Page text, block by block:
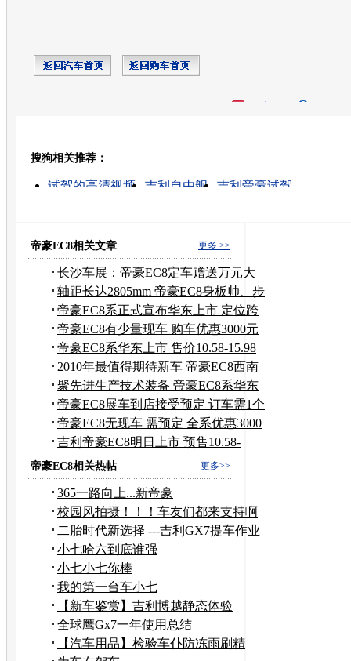
搜狗相关推荐：
试驾的高清视频 吉利自由舰
吉利帝豪试驾
更多 >>
帝豪EC8相关文章
长沙车展：帝豪EC8定车赠送万元大
礼包
轴距长达2805mm 帝豪EC8身板帅、步
调稳
帝豪EC8系正式宣布华东上市 定位跨
级豪车
帝豪EC8有少量现车 购车优惠3000元
现金
帝豪EC8系华东上市 售价10.58-15.98
万元
2010年最值得期待新车 帝豪EC8西南
上市
聚先进生产技术装备 帝豪EC8系华东
上市
帝豪EC8展车到店接受预定 订车需1个
月
帝豪EC8无现车 需预定 全系优惠3000
元
吉利帝豪EC8明日上市 预售10.58-
15.98万
更多>>
帝豪EC8相关热帖
365一路向上...新帝豪
校园风拍摄！！！车友们都来支持啊
二胎时代新选择 ---吉利GX7提车作业
小七哈六到底谁强
小七小七你棒
我的第一台车小七
【新车鉴赏】吉利博越静态体验
全球鹰Gx7一年使用总结
【汽车用品】检验车仆防冻雨刷精